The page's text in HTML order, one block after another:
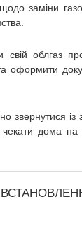
заміни
свій облгаз
оформити
звернутися
чекати дома